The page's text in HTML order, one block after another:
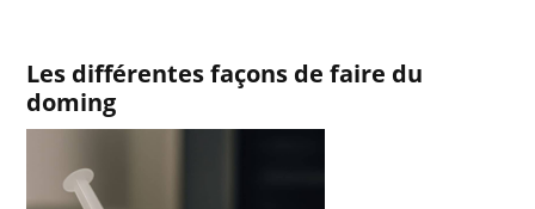
Les différentes façons de faire du
doming